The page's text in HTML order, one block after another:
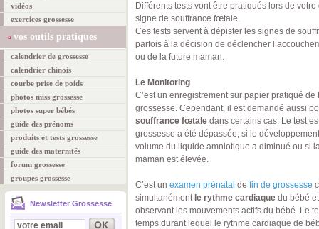
vidéos
exercices grossesse
vos outils pratiques
calendrier de grossesse
calendrier chinois
courbe prise de poids
photos miss grossesse
photos super bébés
guide des prénoms
produits et tests grossesse
guide des maternités
forum grossesse
groupes grossesse
Newsletter Grossesse
Différents tests vont être pratiqués lors de
signe de souffrance fœtale.
Ces tests servent à dépister les signes de
parfois à la décision de déclencher
ou de la future maman.
Le Monitoring
C’est un enregistrement sur papier pratiqué
grossesse. Cependant, il est demandé aussi
souffrance fœtale dans certains cas. Le test
grossesse a été dépassée, si le
volume du liquide amniotique a diminué ou si
maman est élevée.
C’est un examen prénatal de fin de grossesse
simultanémentle rythme cardiaque du bébé
observant les mouvements actifs du bébé. Le
temps durant lequel le rythme cardiaque de